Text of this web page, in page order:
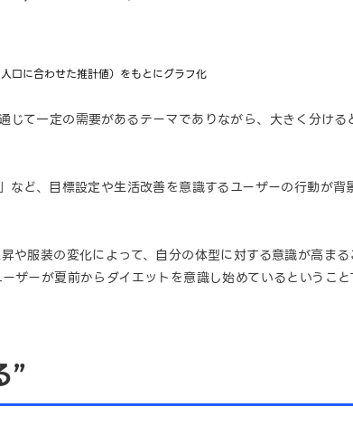
口に合わせた推計値）をもとにグラフ化
て一定の需要があるテーマでありながら、大きく分け
ど、目標設定や生活改善を意識するユーザーの行動が背
服装の変化によって、自分の体型に対する意識が高ま
ーが夏前からダイエットを意識し始めているということ
”